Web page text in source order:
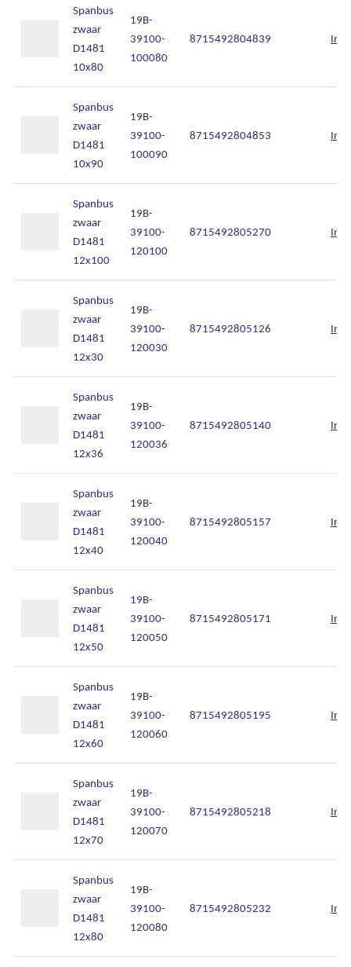
Spanbus
zwaar
D1481
10x80
19B-
39100-
100080
8715492804839
Spanbus
zwaar
D1481
10x90
19B-
39100-
100090
8715492804853
Spanbus
zwaar
D1481
12x100
19B-
39100-
120100
8715492805270
Spanbus
zwaar
D1481
12x30
19B-
39100-
120030
8715492805126
Spanbus
zwaar
D1481
12x36
19B-
39100-
120036
8715492805140
Spanbus
zwaar
D1481
12x40
19B-
39100-
120040
8715492805157
Spanbus
zwaar
D1481
12x50
19B-
39100-
120050
8715492805171
Spanbus
zwaar
D1481
12x60
19B-
39100-
120060
8715492805195
Spanbus
zwaar
D1481
12x70
19B-
39100-
120070
8715492805218
Spanbus
zwaar
D1481
12x80
19B-
39100-
120080
8715492805232